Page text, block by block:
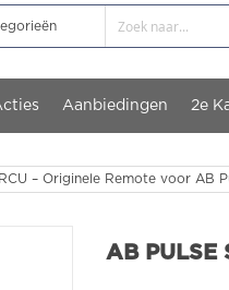
Aanbiedingen 2e
– Originele Remote voor AB
AB